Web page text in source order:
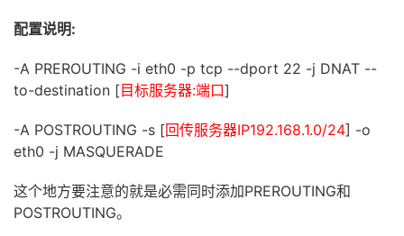
配置说明:
-A PREROUTING -i eth0 -p tcp --dport 22 -j DNAT --
to-destination [目标服务器:端口]
-A POSTROUTING -s [回传服务器IP192.168.1.0/24] -o
eth0 -j MASQUERADE
这个地方要注意的就是必需同时添加PREROUTING和
POSTROUTING。